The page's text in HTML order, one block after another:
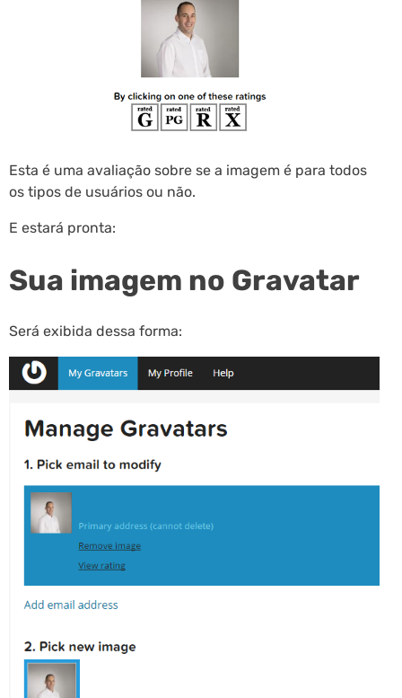
Esta é uma avaliação sobre se a imagem é para todos
os tipos de usuários ou não.
E estará pronta:
Sua imagem no Gravatar
Será exibida dessa forma: